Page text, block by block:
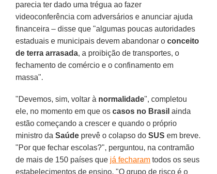
parecia ter dado uma trégua ao fazer
videoconferência com adversários e anunciar ajuda
financeira – disse que "algumas poucas autoridades
estaduais e municipais devem abandonar oconceito
de terra arrasada, a proibição de transportes, o
fechamento de comércio e o confinamento em
massa".
"Devemos, sim, voltar à normalidade", completou
ele, no momento em que oscasos no Brasil ainda
estão começando a crescer e quando o próprio
ministro daSaúde prevê o colapso doSUS em breve.
"Por que fechar escolas?", perguntou, na contramão
de mais de 150 países que já fecharam todos os seus
estabelecimentos de ensino. "O grupo de risco é o